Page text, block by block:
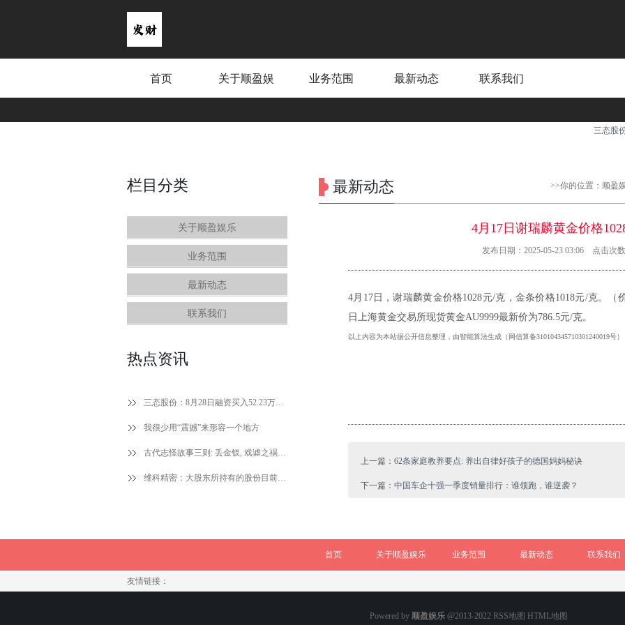
首页 关于顺盈娱 业务范围 最新动态 联系我们
三态股份
栏目分类
关于顺盈娱乐
业务范围
最新动态
联系我们
热点资讯
三态股份：8月28日融资买入52.23万元，融资融券余额6347.85万元
我很少用“震撼”来形容一个地方
古代志怪故事三则: 丢金钗, 戏谑之祸, 唐某
维科精密：大股东所持有的股份目前仍处于限售期
最新动态 >>你的位置： 顺盈
4月17日谢瑞麟黄金价格
发布日期：2025-05-23 03:06 点击次
4月17日，谢瑞麟黄金价格1028元/克，金条价格1018元/克。（
日上海黄金交易所现货黄金AU9999最新价为786.5元/克。
以上内容为本站据公开信息整理，由智能算法生成（网信算备310104345710301240019号）
上一篇： 62条家庭教养要点: 养出自律好孩子的德国妈妈秘诀
下一篇： 中国车企十强一季度销量排行：谁领跑，谁逆袭？
首页 关于顺盈娱乐 业务范围 最新动态 联系我们
友情链接：
Powered by 顺盈娱乐 @2013-2022 RSS地图 HTML地图